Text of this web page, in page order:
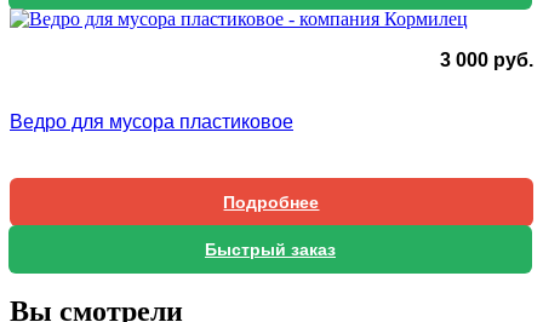
3 000 руб.
Ведро для мусора пластиковое
Подробнее
Быстрый заказ
Вы смотрели